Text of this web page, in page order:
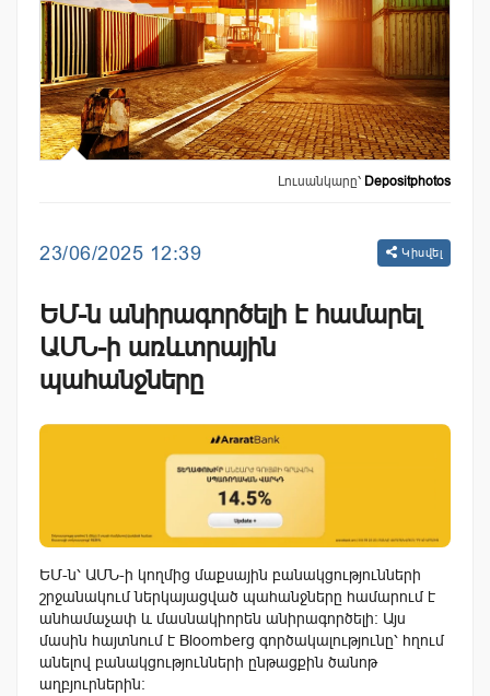
Լուսանկարը՝ Depositphotos
23/06/2025 12:39 Կիսվել
ԵՄ-ն անիրագործելի է համարել
ԱՄՆ-ի առևտրային
պահանջները
ԵՄ-ն՝ ԱՄՆ-ի կողմից մաքսային բանակցությունների
շրջանակում ներկայացված պահանջները համարում է
անհամաչափ և մասնակիորեն անիրագործելի։ Այս
մասին հայտնում է Bloomberg գործակալությունը՝ հղում
անելով բանակցությունների ընթացքին ծանոթ
աղբյուրներին։